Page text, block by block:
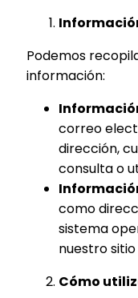
Podemos
información:
correo
dirección,
consulta o
como
sistema
nuestro
Cómo